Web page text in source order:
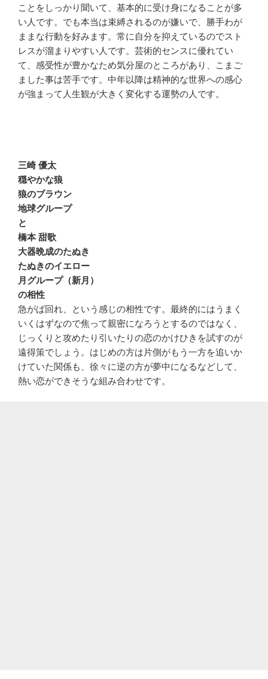
ことをしっかり聞いて、基本的に受け身になることが多
い人です。でも本当は束縛されるのが嫌いで、勝手わが
ままな行動を好みます。常に自分を抑えているのでスト
レスが溜まりやすい人です。芸術的センスに優れてい
て、感受性が豊かなため気分屋のところがあり、こまご
ました事は苦手です。中年以降は精神的な世界への感心
が強まって人生観が大きく変化する運勢の人です。
三崎 優太
穏やかな狼
狼のブラウン
地球グループ
と
橋本 甜歌
大器晩成のたぬき
たぬきのイエロー
月グループ（新月）
の相性
急がば回れ、という感じの相性です。最終的にはうまく
いくはずなので焦って親密になろうとするのではなく、
じっくりと攻めたり引いたりの恋のかけひきを試すのが
遠得策でしょう。はじめの方は片側がもう一方を追いか
けていた関係も、徐々に逆の方が夢中になるなどして、
熱い恋ができそうな組み合わせです。